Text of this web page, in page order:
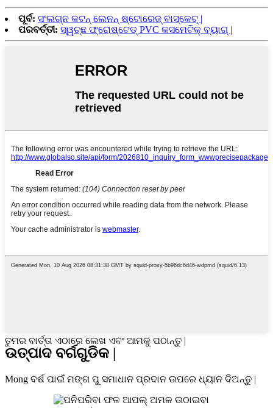
ପୂର୍ବ: ସଂଲଗ୍ନ କଟନ୍ ଲେନନ୍ ଷ୍ଟୋରେଜ୍ ବାସ୍କେଟ୍ |
ପରବର୍ତ୍ତୀ: ସ୍ୱଚ୍ଛ ଫ୍ରୋଷ୍ଟେଡ୍ PVC କସମେଟିକ୍ ବ୍ୟାଗ୍ |
ତୁମର ବାର୍ତ୍ତା ଏଠାରେ ଲେଖ ଏବଂ ଆମକୁ ପଠାନ୍ତୁ |
ଉତ୍ପାଦ ବର୍ଗଗୁଡିକ |
Mong ବର୍ଷ ପାଇଁ ମଙ୍ଗ ପୁ ସମାଧାନ ପ୍ରଦାନ ଉପରେ ଧ୍ୟାନ ଦିଅନ୍ତୁ |